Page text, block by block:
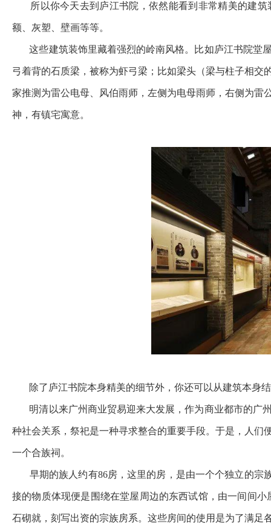
所以你今天去到庐江书院，依然能看到非常精美的建筑
额、灰塑、壁画等等。
这些建筑装饰里藏着强烈的岭南风格。比如庐江书院堂
弓着背的石质梁，被称为虾弓梁；比如梁头（梁与柱子相
家推测为雷公电母、风伯雨师，左侧为电母雨师，右侧为
神，有镇宅寓意。
除了庐江书院本身精美的细节外，你还可以从建筑本身
明清以来广州商业贸易迎来大发展，作为商业都市的广
种社会关系，祭祀是一种寻求整合的重要手段。于是，人
一个合族祠。
早期的族人约有86房，这里的房，是由一个个独立的宗
接的物质体现便是围绕在堂屋周边的东西试馆，由一间间
石砌就，刻写出资的宗族房系。这些房间的使用是为了满足